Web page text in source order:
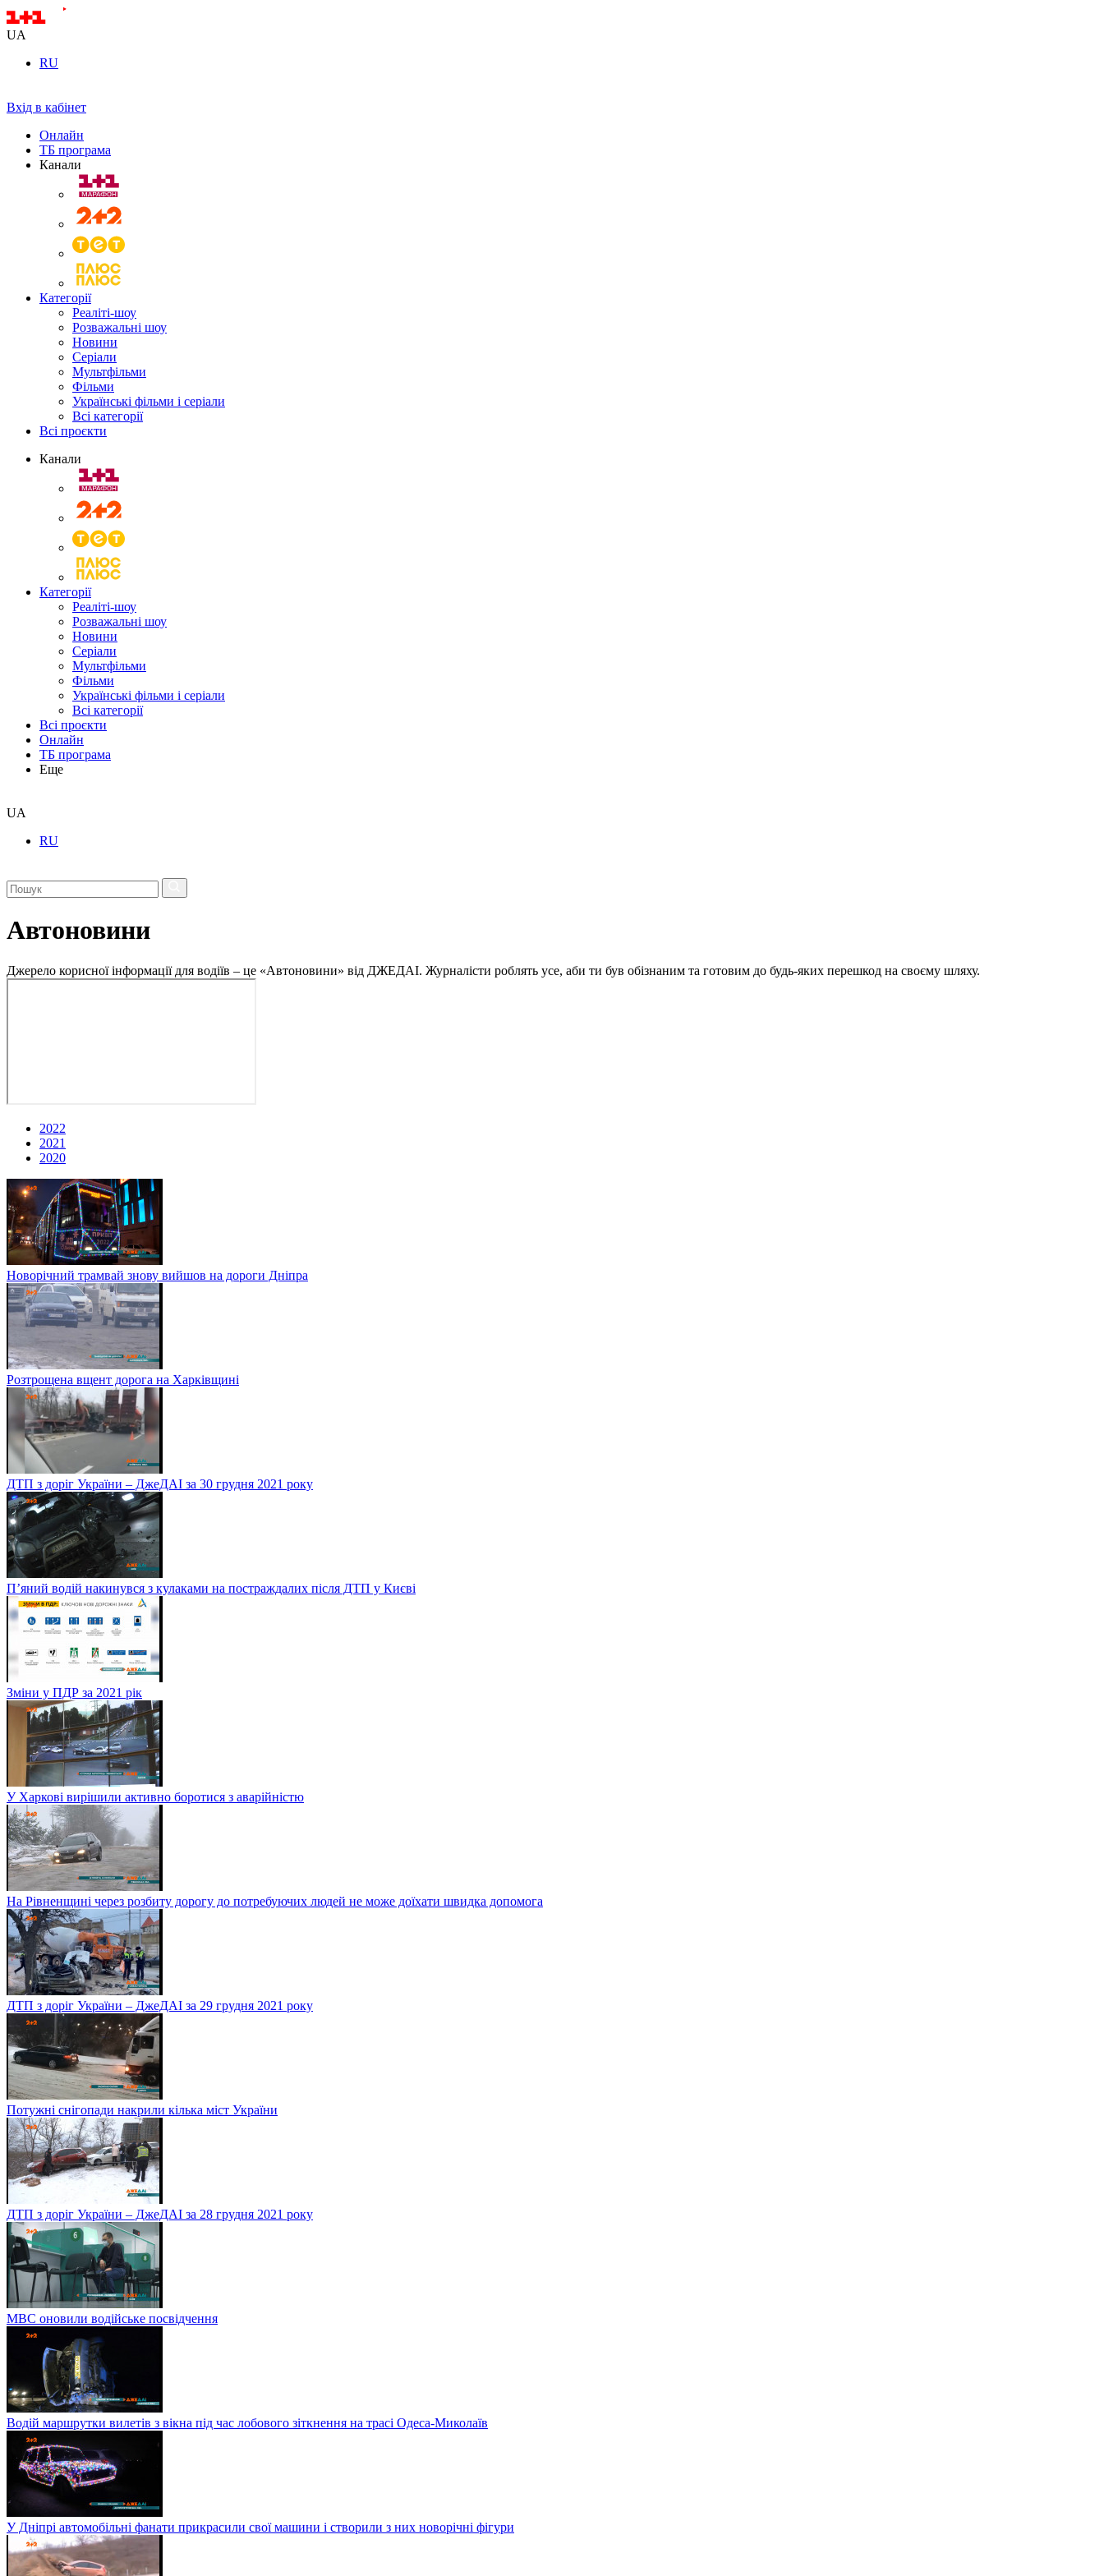
UA
RU
Вхід в кабінет
Онлайн
ТБ програма
Канали
Категорії
Реаліті-шоу
Розважальні шоу
Новини
Серіали
Мультфільми
Фільми
Українські фільми і серіали
Всі категорії
Всі проєкти
Канали
Категорії
Реаліті-шоу
Розважальні шоу
Новини
Серіали
Мультфільми
Фільми
Українські фільми і серіали
Всі категорії
Всі проєкти
Онлайн
ТБ програма
Еще
UA
RU
Автоновини
Джерело корисної інформації для водіїв – це «Автоновини» від ДЖЕДАІ. Журналісти роблять усе, аби ти був обізнаним та готовим до будь-яких перешкод на своєму шляху.
2022
2021
2020
Новорічний трамвай знову вийшов на дороги Дніпра
Розтрощена вщент дорога на Харківщині
ДТП з доріг України – ДжеДАІ за 30 грудня 2021 року
П’яний водій накинувся з кулаками на постраждалих після ДТП у Києві
Зміни у ПДР за 2021 рік
У Харкові вирішили активно боротися з аварійністю
На Рівненщині через розбиту дорогу до потребуючих людей не може доїхати швидка допомога
ДТП з доріг України – ДжеДАІ за 29 грудня 2021 року
Потужні снігопади накрили кілька міст України
ДТП з доріг України – ДжеДАІ за 28 грудня 2021 року
МВС оновили водійське посвідчення
Водій маршрутки вилетів з вікна під час лобового зіткнення на трасі Одеса-Миколаїв
У Дніпрі автомобільні фанати прикрасили свої машини і створили з них новорічні фігури